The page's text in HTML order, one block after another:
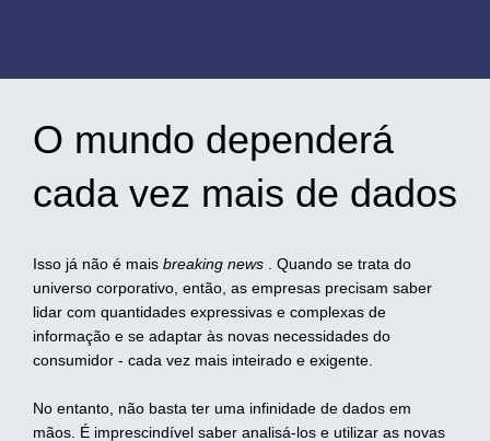
O mundo dependerá
cada vez mais de dados
Isso já não é mais breaking news
. Quando se trata do
universo corporativo, então, as empresas precisam saber
lidar com quantidades expressivas e complexas de
informação e se adaptar às novas necessidades do
consumidor - cada vez mais inteirado e exigente.
No entanto, não basta ter uma infinidade de dados em
mãos. É imprescindível saber analisá-los e utilizar as novas